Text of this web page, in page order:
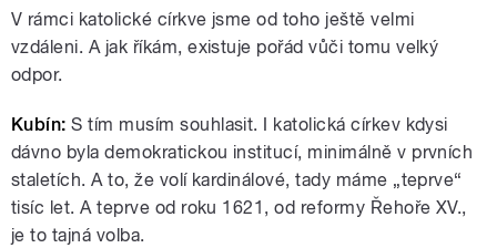
V rámci katolické církve jsme od toho ještě velmi
vzdáleni. A jak říkám, existuje pořád vůči tomu velký
odpor.
Kubín:S tím musím souhlasit. I katolická církev kdysi
dávno byla demokratickou institucí, minimálně v prvních
staletích. A to, že volí kardinálové, tady máme „teprve“
tisíc let. A teprve od roku 1621, od reformy Řehoře XV.,
je to tajná volba.